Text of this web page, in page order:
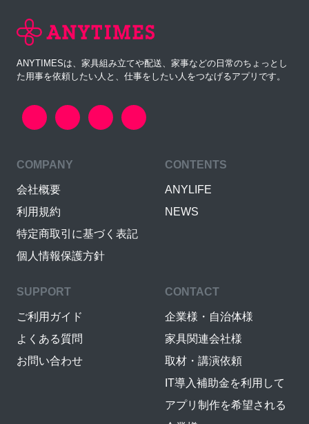
ANYTIMESは、家具組み立てや配送、家事などの日常のちょっとし
た用事を依頼したい人と、仕事をしたい人をつなげるアプリです。
COMPANY
会社概要
利用規約
特定商取引に基づく表記
個人情報保護方針
CONTENTS
ANYLIFE
NEWS
SUPPORT
ご利用ガイド
よくある質問
お問い合わせ
CONTACT
企業様・自治体様
家具関連会社様
取材・講演依頼
IT導入補助金を利用して
アプリ制作を希望される